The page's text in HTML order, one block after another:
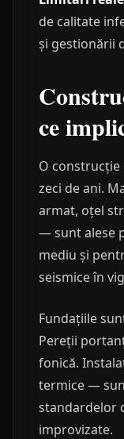
de calitate
și gestionării
ce
O
zeci de ani.
armat, oțel
— sunt alese
mediu și
seismice în
Fundațiile
Pereții
fonică.
termice —
standardelor
improvizate.